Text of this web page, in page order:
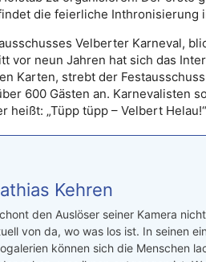
die feierliche Inthronisierung
Velberter Karneval,
vor neun Jahren hat sich das
Karten, strebt der
600 Gästen an. Karnevalisten
heißt: „Tüpp tüpp – Velbert Helau!“
Kehren
den Auslöser seiner Kamera
von da, wo was los ist. In seinen
können sich die Menschen